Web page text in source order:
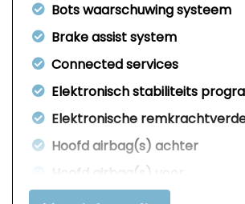
Bots waarschuwing systeem
Brake assist system
Connected services
Elektronisch stabiliteits
Elektronische
Hoofd airbag(s) achter
Hoofd airbag(s) voor